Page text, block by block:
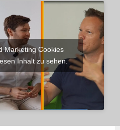
Marketing Cookies
Inhalt zu sehen.